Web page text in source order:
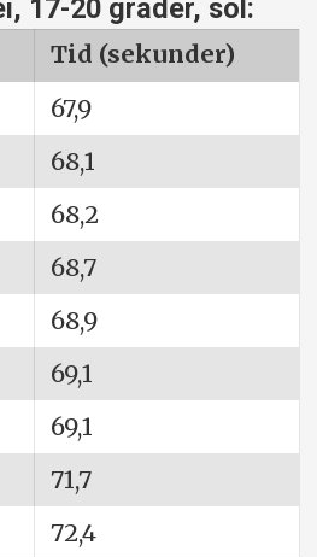
17-20 grader, sol:
Tid (sekunder)
67,9
68,1
68,2
68,7
68,9
69,1
69,1
71,7
72,4